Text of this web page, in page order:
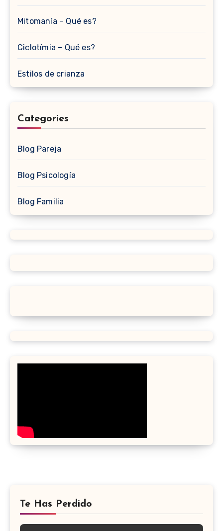
Mitomanía – Qué es?
Ciclotímia – Qué es?
Estilos de crianza
Categories
Blog Pareja
Blog Psicología
Blog Familia
Te Has Perdido